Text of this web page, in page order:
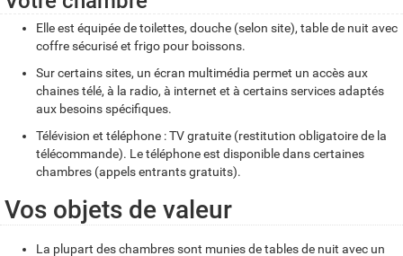
Elle est équipée de toilettes, douche (selon site), table de nuit avec
coffre sécurisé et frigo pour boissons.
Sur certains sites, un écran multimédia permet un accès aux
chaines télé, à la radio, à internet et à certains services adaptés
aux besoins spécifiques.
Télévision et téléphone : TV gratuite (restitution obligatoire de la
télécommande). Le téléphone est disponible dans certaines
chambres (appels entrants gratuits).
Vos objets de valeur
La plupart des chambres sont munies de tables de nuit avec un